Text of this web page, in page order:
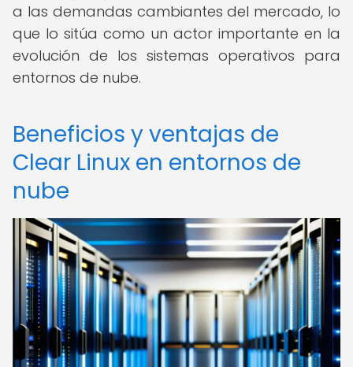
a las demandas cambiantes del mercado, lo
que lo sitúa como un actor importante en la
evolución de los sistemas operativos para
entornos de nube.
Beneficios y ventajas de
Clear Linux en entornos de
nube